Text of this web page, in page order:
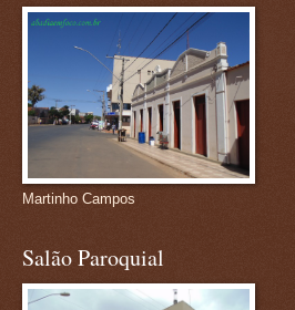
Martinho Campos
Salão Paroquial